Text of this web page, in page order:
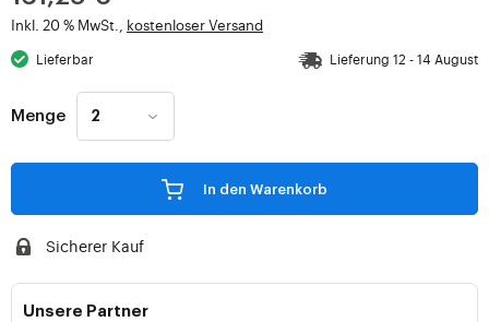
Inkl. 20 % MwSt., kostenloser Versand
Lieferbar Lieferung 12 - 14 August
Menge
In den Warenkorb
Sicherer Kauf
Unsere Partner